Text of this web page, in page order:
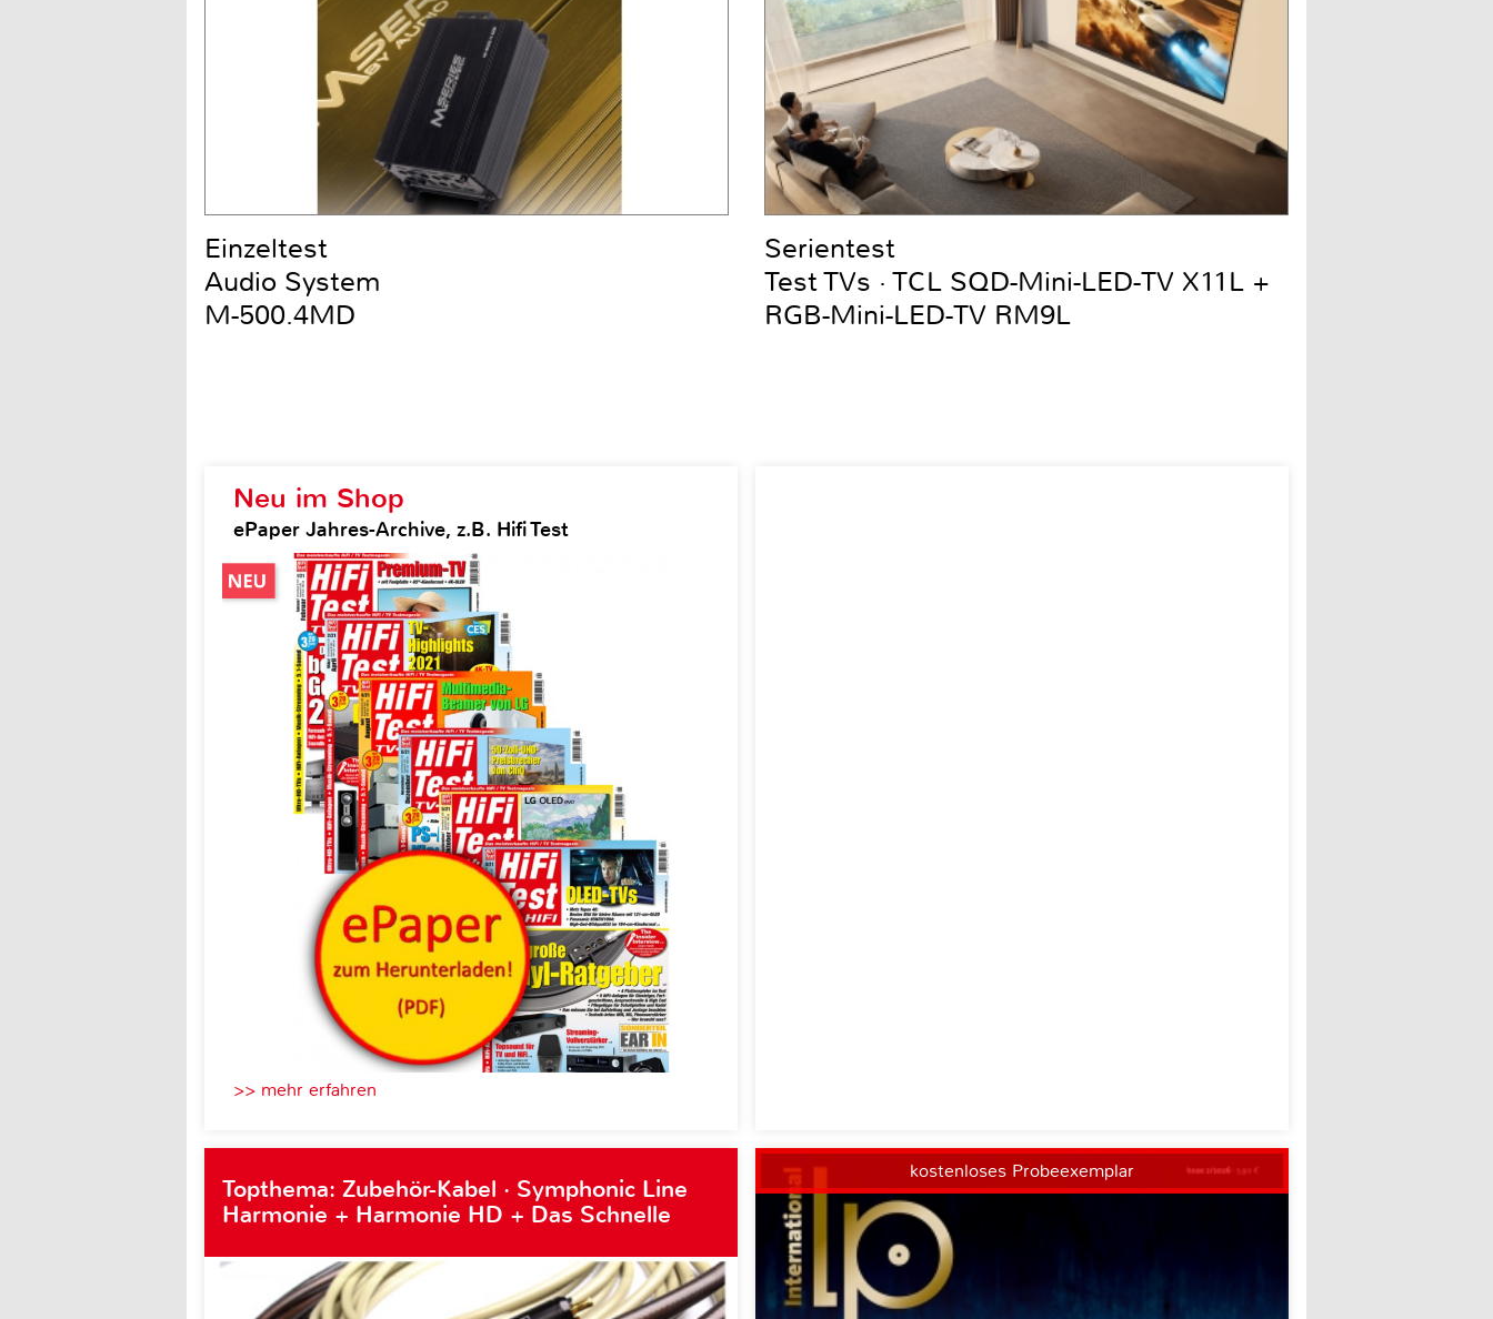
Neu im Shop
ePaper Jahres-Archive, z.B. Hifi Test
>> mehr erfahren
Topthema: Zubehör-Kabel · Symphonic Line
Harmonie + Harmonie HD + Das Schnelle
kostenloses Probeexemplar
Einzeltest
Audio System
M-500.4MD
Serientest
Test TVs · TCL SQD-Mini-LED-TV X11L +
RGB-Mini-LED-TV RM9L